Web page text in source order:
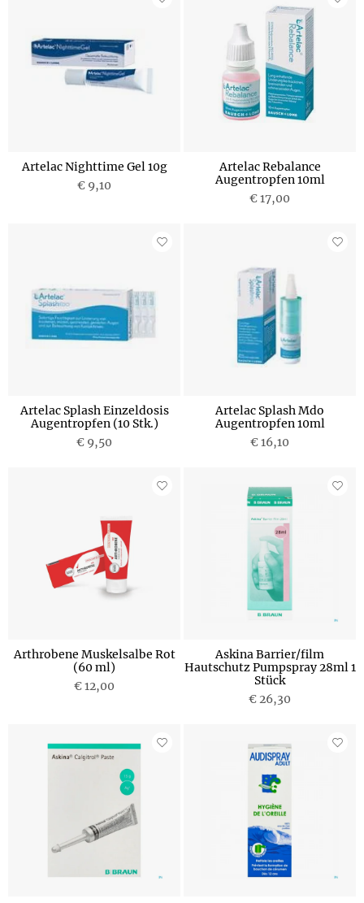
Artelac Nighttime Gel 10g
€ 9,10
Artelac Rebalance
Augentropfen 10ml
€ 17,00
Artelac Splash Einzeldosis
Augentropfen (10 Stk.)
€ 9,50
Artelac Splash Mdo
Augentropfen 10ml
€ 16,10
Arthrobene Muskelsalbe Rot
(60 ml)
€ 12,00
Askina Barrier/film
Hautschutz Pumpspray 28ml 1
Stück
€ 26,30